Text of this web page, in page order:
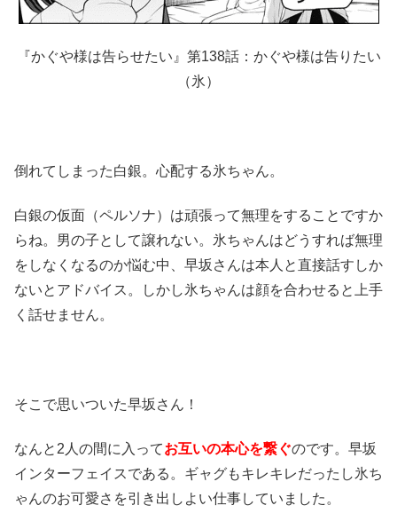
『かぐや様は告らせたい』第138話：かぐや様は告りたい
（氷）
倒れてしまった白銀。心配する氷ちゃん。
白銀の仮面（ペルソナ）は頑張って無理をすることですか
らね。男の子として譲れない。氷ちゃんはどうすれば無理
をしなくなるのか悩む中、早坂さんは本人と直接話すしか
ないとアドバイス。しかし氷ちゃんは顔を合わせると上手
く話せません。
そこで思いついた早坂さん！
なんと2人の間に入ってお互いの本心を繋ぐのです。早坂
インターフェイスである。ギャグもキレキレだったし氷ち
ゃんのお可愛さを引き出しよい仕事していました。